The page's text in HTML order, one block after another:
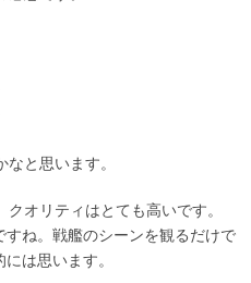
と思います。
オリティはとても高いです。
ね。戦艦のシーンを観るだけで
は思います。